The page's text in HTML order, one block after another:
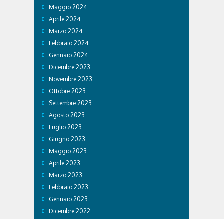
Maggio 2024
Aprile 2024
Marzo 2024
Febbraio 2024
Gennaio 2024
Dicembre 2023
Novembre 2023
Ottobre 2023
Settembre 2023
Agosto 2023
Luglio 2023
Giugno 2023
Maggio 2023
Aprile 2023
Marzo 2023
Febbraio 2023
Gennaio 2023
Dicembre 2022